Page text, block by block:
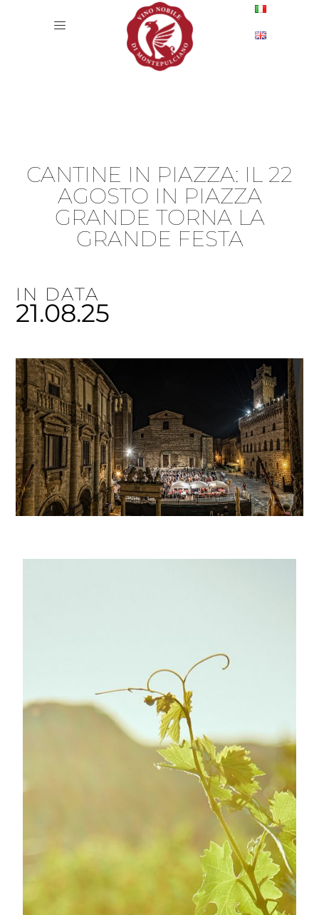
CANTINE IN PIAZZA: IL 22
AGOSTO IN PIAZZA
GRANDE TORNA LA
GRANDE FESTA
IN DATA
21.08.25